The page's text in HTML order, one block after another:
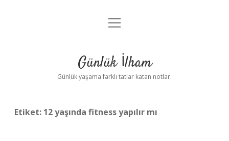
Anasayfa
Yasal Uyarı
menüyü
Günlük İlham
Günlük yaşama farklı tatlar katan notlar.
Etiket: 12 yaşında fitness yapılır mı